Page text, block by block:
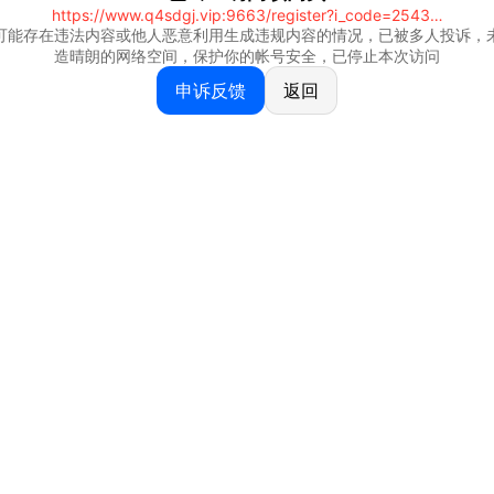
https://www.q4sdgj.vip:9663/register?i_code=25430844
能存在违法内容或他人恶意利用生成违规内容的情况，已被多人投诉，
造晴朗的网络空间，保护你的帐号安全，已停止本次访问
申诉反馈 返回